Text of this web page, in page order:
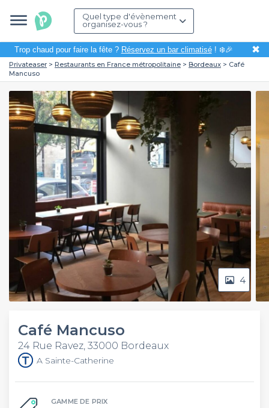
Quel type d'évènement
organisez-vous ?
Trop chaud pour faire la fête ? Réservez un bar climatisé! ❄️🎉 ✖
Privateaser Restaurants en France métropolitaine Bordeaux
Café
Mancuso
4
Café Mancuso
24 Rue Ravez, 33000 Bordeaux
A Sainte-Catherine
GAMME DE PRIX